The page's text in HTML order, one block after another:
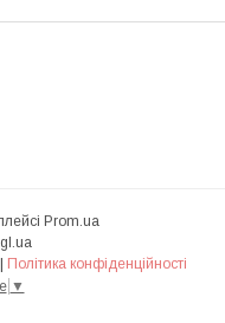
Prom.ua
| Політика конфіденційності
▼